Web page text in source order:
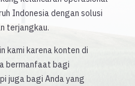
Indonesia dengan solusi
terjangkau.
kami karena konten di
bermanfaat bagi
juga bagi Anda yang